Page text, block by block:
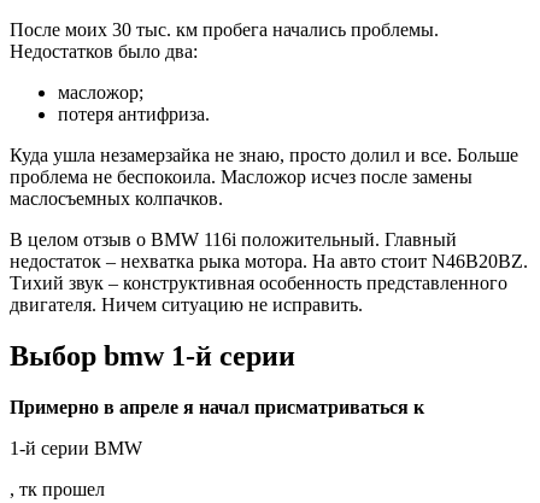
После моих 30 тыс. км пробега начались проблемы.
Недостатков было два:
масложор;
потеря антифриза.
Куда ушла незамерзайка не знаю, просто долил и все. Больше
проблема не беспокоила. Масложор исчез после замены
маслосъемных колпачков.
В целом отзыв о BMW 116i положительный. Главный
недостаток – нехватка рыка мотора. На авто стоит N46B20BZ.
Тихий звук – конструктивная особенность представленного
двигателя. Ничем ситуацию не исправить.
Выбор bmw 1-й серии
Примерно в апреле я начал присматриваться к
1-й серии BMW
, тк прошел